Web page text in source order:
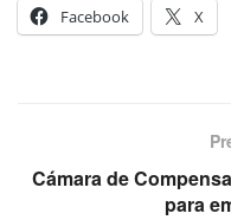
Facebook
X
Cámara de
para